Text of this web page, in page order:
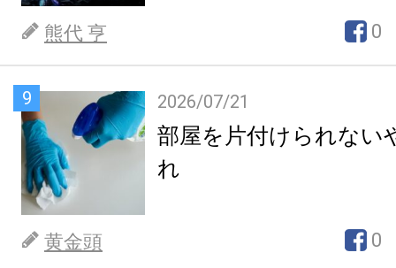
熊代 亨 0
9 2026/07/21
部屋を片付けられない
れ
黄金頭 0